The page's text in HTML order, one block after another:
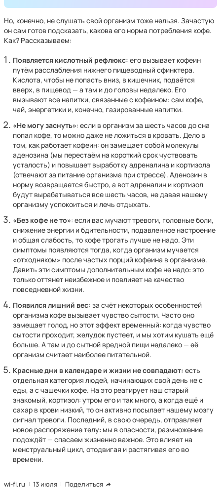
Но, конечно, не слушать свой организм тоже нельзя. Зачастую
он сам готов подсказать, какова его норма потребления кофе.
Как? Рассказываем:
Появляется кислотный рефлюкс: его вызывает кофеин
путём расслабления нижнего пищеводный сфинктера.
Кислота, чтобы не попасть вниз, в кишечник, подаётся
вверх, в пищевод — а там и до головы недалеко. Его
вызывают все напитки, связанные с кофеином: сам кофе,
чай, энергетики и, конечно, газированные напитки.
«Не могу заснуть»: если в организм за шесть часов до сна
попал кофе, то можно даже не ложиться в кровать. Дело в
том, как работает кофеин: он замещает собой молекулы
аденозина (мы перестаём на короткий срок чуствовать
усталость) и повышает выработку адреналина и кортизола
(отвечают за питание организма при стрессе). Аденозин в
норму возвращается быстро, а вот адреналин и кортизол
будут вырабатываться все шесть часов, не давая нашему
организму успокоиться и лечь отдыхать.
«Без кофе не то»: если вас мучают тревоги, головные боли,
снижение энергии и бдительности, подавленное настроение
и общая слабость, то кофе трогать лучше не надо. Эти
симптомы появляются тогда, когда организм мучается
«отходняком» после частых порций кофеина в организме.
Давить эти симптомы дополнительным кофе не надо: это
только оттянет неизбежное и повлияет на качество
повседневной жизни.
Появился лишний вес: за счёт некоторых особенностей
организма кофе вызывает чувство сытости. Часто оно
замещает голод, но этот эффект временный: когда чувство
сытости проходит, желудок пустеет, и мы хотим кушать ещё
больше. А там и до сытной вредной пищи недалеко — её
организм считает наиболее питательной.
Красные дни в календаре и жизни не совпадают: есть
отдельная категория людей, начинающих свой день не с
еды, а с чашечки кофе. На это реагирует наш старый
знакомый, кортизол: утром его и так много, а когда ещё и
сахар в крови низкий, то он активно посылает нашему мозгу
сигнал тревоги. Последний, в свою очередь, отправляет
новое распоряжение телу: мы в опасности, размножение
подождёт — спасаем жизненно важное. Это влияет на
менструальный цикл, отодвигая и растягивая его во
времени.
wi-fi.ru 13 июля Поделиться